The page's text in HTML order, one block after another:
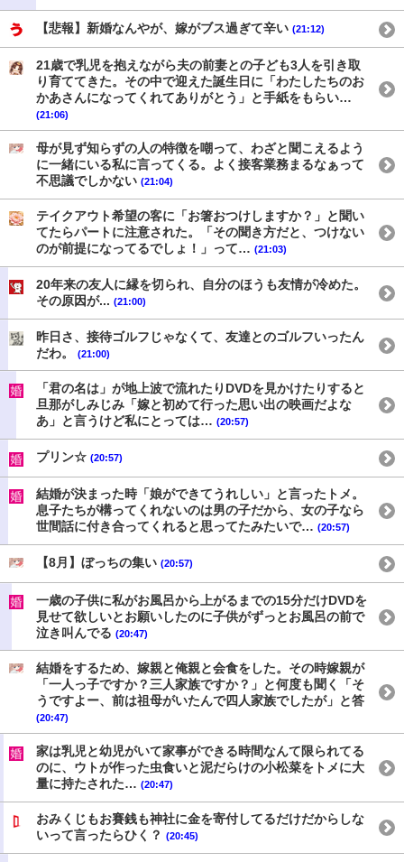
【悲報】新婚なんやが、嫁がブス過ぎて辛い (21:12)
21歳で乳児を抱えながら夫の前妻との子ども3人を引き取
り育ててきた。その中で迎えた誕生日に「わたしたちのお
かあさんになってくれてありがとう」と手紙をもらい…
(21:06)
母が見ず知らずの人の特徴を嘲って、わざと聞こえるよう
に一緒にいる私に言ってくる。よく接客業務まるなぁって
不思議でしかない (21:04)
テイクアウト希望の客に「お箸おつけしますか？」と聞い
てたらパートに注意された。「その聞き方だと、つけない
のが前提になってるでしょ！」って… (21:03)
20年来の友人に縁を切られ、自分のほうも友情が冷めた。
その原因が... (21:00)
昨日さ、接待ゴルフじゃなくて、友達とのゴルフいったん
だわ。
(21:00)
「君の名は」が地上波で流れたりDVDを見かけたりすると
旦那がしみじみ「嫁と初めて行った思い出の映画だよな
あ」と言うけど私にとっては… (20:57)
プリン☆ (20:57)
結婚が決まった時「娘ができてうれしい」と言ったトメ。
息子たちが構ってくれないのは男の子だから、女の子なら
世間話に付き合ってくれると思ってたみたいで… (20:57)
【8月】ぼっちの集い (20:57)
一歳の子供に私がお風呂から上がるまでの15分だけDVDを
見せて欲しいとお願いしたのに子供がずっとお風呂の前で
泣き叫んでる (20:47)
結婚をするため、嫁親と俺親と会食をした。その時嫁親が
「一人っ子ですか？三人家族ですか？」と何度も聞く「そ
うですよー、前は祖母がいたんで四人家族でしたが」と答
(20:47)
家は乳児と幼児がいて家事ができる時間なんて限られてる
のに、ウトが作った虫食いと泥だらけの小松菜をトメに大
量に持たされた… (20:47)
おみくじもお賽銭も神社に金を寄付してるだけだからしな
いって言ったらひく？ (20:45)